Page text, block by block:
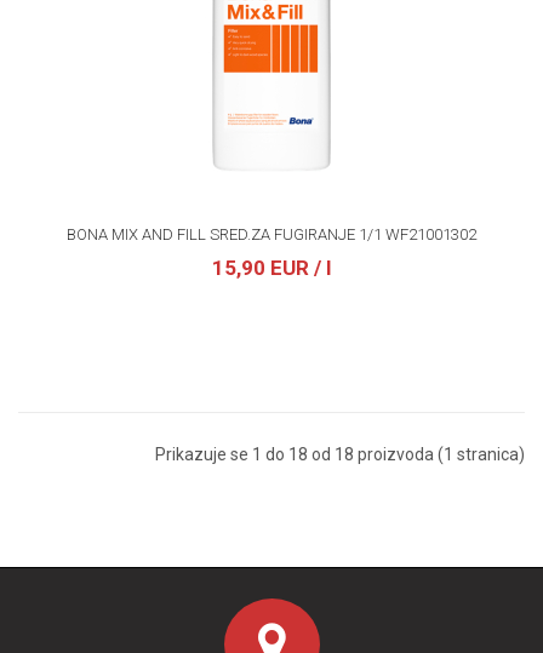
BONA MIX AND FILL SRED.ZA FUGIRANJE 1/1 WF21001302
15,90 EUR / l
Prikazuje se 1 do 18 od 18 proizvoda (1 stranica)